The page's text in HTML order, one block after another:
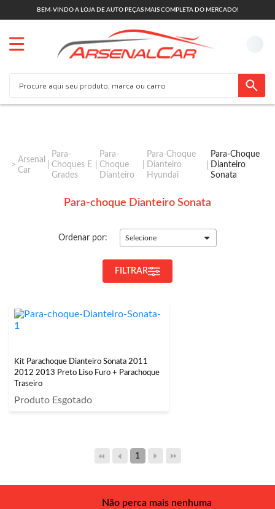
BEM-VINDO A LOJA DE AUTO PEÇAS MAIS COMPLETA DO MERCADO!
Arsenal
Car
Para-
Choques E
Grades
Para-
Choque
Dianteiro
Para-Choque
Dianteiro
Hyundai
Para-Choque
Dianteiro
Sonata
Para-choque Dianteiro Sonata
Ordenar por: Selecione
FILTRAR
Kit Parachoque Dianteiro Sonata 2011
2012 2013 Preto Liso Furo + Parachoque
Traseiro
Produto Esgotado
1
Não perca mais nenhuma